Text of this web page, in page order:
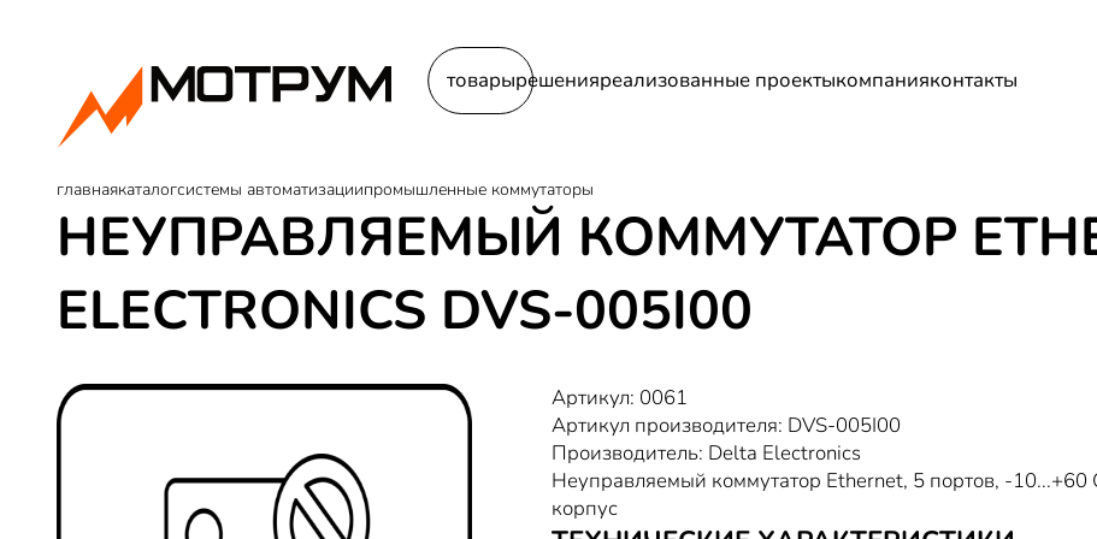
товарырешенияреализованные проектыкомпанияконтакты
главнаякаталогсистемы автоматизациипромышленные коммутаторы
НЕУПРАВЛЯЕМЫЙ КОММУТАТОР
ELECTRONICS DVS-005I00
Артикул: 0061
Артикул производителя: DVS-005I00
Производитель: Delta Electronics
Неуправляемый коммутатор Ethernet, 5 портов, -10...+60
корпус